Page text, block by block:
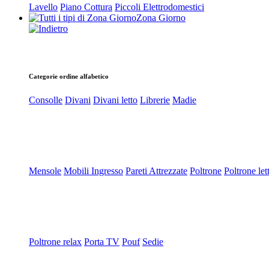
Lavello Piano Cottura Piccoli Elettrodomestici
Zona Giorno
Categorie ordine alfabetico
Consolle Divani Divani letto Librerie Madie
Mensole Mobili Ingresso Pareti Attrezzate Poltrone Poltrone
Poltrone relax Porta TV Pouf Sedie